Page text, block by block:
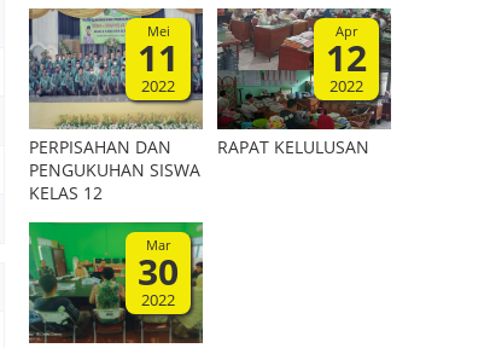
Mei
11
2022
PERPISAHAN DAN
PENGUKUHAN SISWA
KELAS 12
Apr
12
2022
RAPAT KELULUSAN
Mar
30
2022